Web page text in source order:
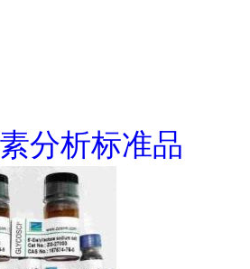
分析标准品